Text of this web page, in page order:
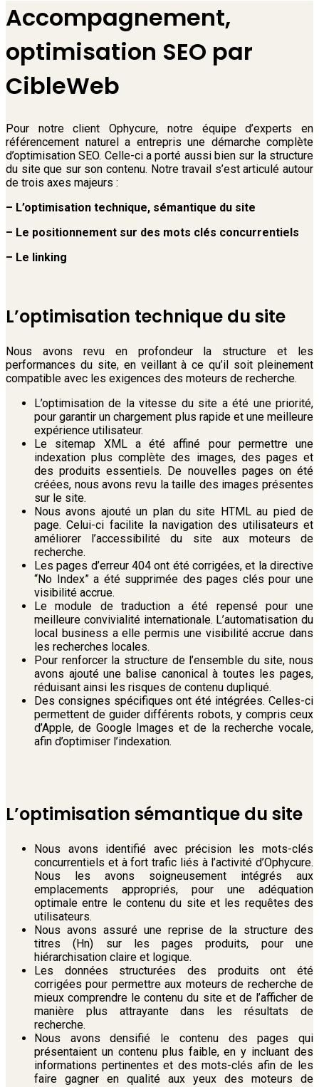
Accompagnement,
optimisation SEO par
CibleWeb
Pour notre client Ophycure, notre équipe d’experts en
référencement naturel a entrepris une démarche complète
d’optimisation SEO. Celle-ci a porté aussi bien sur la structure
du site que sur son contenu. Notre travail s’est articulé autour
de trois axes majeurs :
– L’optimisation technique, sémantique du site
– Le positionnement sur des mots clés concurrentiels
– Le linking
L’optimisation technique du site
Nous avons revu en profondeur la structure et les
performances du site, en veillant à ce qu’il soit pleinement
compatible avec les exigences des moteurs de recherche.
L’optimisation de la vitesse du site a été une priorité,
pour garantir un chargement plus rapide et une meilleure
expérience utilisateur.
Le sitemap XML a été affiné pour permettre une
indexation plus complète des images, des pages et
des produits essentiels. De nouvelles pages on été
créées, nous avons revu la taille des images présentes
sur le site.
Nous avons ajouté un plan du site HTML au pied de
page. Celui-ci facilite la navigation des utilisateurs et
améliorer l’accessibilité du site aux moteurs de
recherche.
Les pages d’erreur 404 ont été corrigées, et la directive
“No Index” a été supprimée des pages clés pour une
visibilité accrue.
Le module de traduction a été repensé pour une
meilleure convivialité internationale. L’automatisation du
local business a elle permis une visibilité accrue dans
les recherches locales.
Pour renforcer la structure de l’ensemble du site, nous
avons ajouté une balise canonical à toutes les pages,
réduisant ainsi les risques de contenu dupliqué.
Des consignes spécifiques ont été intégrées. Celles-ci
permettent de guider différents robots, y compris ceux
d’Apple, de Google Images et de la recherche vocale,
afin d’optimiser l’indexation.
L’optimisation sémantique du site
Nous avons identifié avec précision les mots-clés
concurrentiels et à fort trafic liés à l’activité d’Ophycure.
Nous les avons soigneusement intégrés aux
emplacements appropriés, pour une adéquation
optimale entre le contenu du site et les requêtes des
utilisateurs.
Nous avons assuré une reprise de la structure des
titres (Hn) sur les pages produits, pour une
hiérarchisation claire et logique.
Les données structurées des produits ont été
corrigées pour permettre aux moteurs de recherche de
mieux comprendre le contenu du site et de l’afficher de
manière plus attrayante dans les résultats de
recherche.
Nous avons densifié le contenu des pages qui
présentaient un contenu plus faible, en y incluant des
informations pertinentes et des mots-clés afin de les
faire gagner en qualité aux yeux des moteurs de